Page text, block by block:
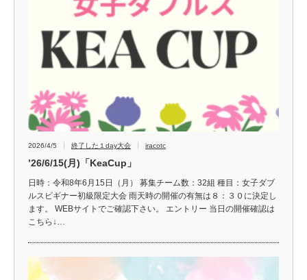
2026/4/5 終了した１day大会 iracotc
’26/6/15(月)「KeaCup」
日時：令和8年6月15日（月） 募集チーム数：32組 種目：女子ダブ
ルスビギナー初級限定大会 雨天時の開催の有無は８：３０に決定し
ます。 WEBサイトでご確認下さい。 エントリー 当日の開催確認は
こちら↓…